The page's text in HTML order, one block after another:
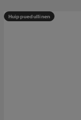
Huippuedullinen